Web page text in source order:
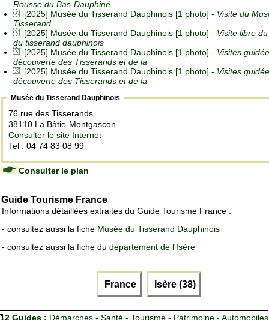
Rousse du Bas-Dauphiné
[2025] Musée du Tisserand Dauphinois [1 photo] - Visite du
Tisserand
[2025] Musée du Tisserand Dauphinois [1 photo] - Visite libre
du tisserand dauphinois
[2025] Musée du Tisserand Dauphinois [1 photo] - Visites
découverte des Tisserands et de la
[2025] Musée du Tisserand Dauphinois [1 photo] - Visites
découverte des Tisserands et de la
Musée du Tisserand Dauphinois
76 rue des Tisserands
38110 La Bâtie-Montgascon
Consulter le site Internet
Tel : 04 74 83 08 99
Consulter le plan
Guide Tourisme France
Informations détaillées extraites du Guide Tourisme France :
- consultez aussi la fiche Musée du Tisserand Dauphinois
- consultez aussi la fiche du département de l'Isère
France Isère (38)
12 Guides : Démarches - Santé - Tourisme - Patrimoine - Automobiles